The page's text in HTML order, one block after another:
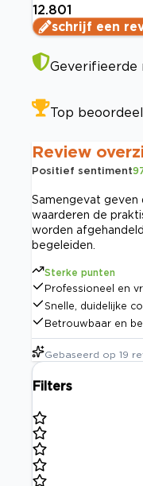
12.801
schrijf een
Geverifieerde
Top
Review
Positief sentiment
Samengevat
waarderen de
worden
begeleiden.
Sterke punten
Professioneel en
Snelle, duidelijke
Betrouwbaar en
Gebaseerd op 19
Filters